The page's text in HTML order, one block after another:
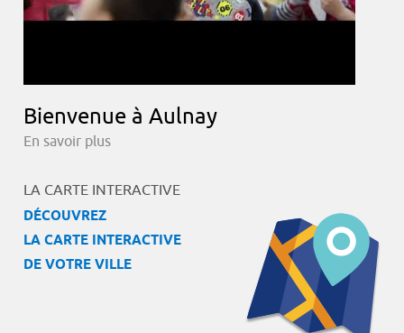
Bienvenue à Aulnay
En savoir plus
LA CARTE INTERACTIVE
DÉCOUVREZ
LA CARTE INTERACTIVE
DE VOTRE VILLE